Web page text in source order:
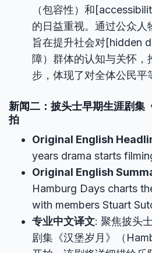
（包容性）和
的日益重视。通过公众人
旨在提升社会对[hidden
障）群体的认知与关怀
步，体现了对全体公民平
新闻二：披头士早期生涯剧集
拍
Original English
years drama starts
Original English
Hamburg Days charts
with members Stuart
专业中文译文: 聚焦披头
剧集《汉堡岁月》（